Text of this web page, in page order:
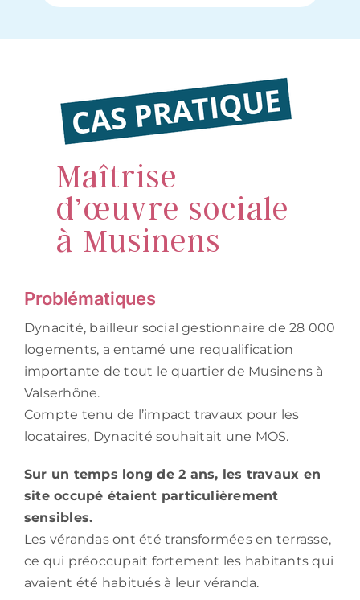
Maîtrise
d’œuvre sociale
à Musinens
Problématiques
Dynacité, bailleur social gestionnaire de 28 000
logements, a entamé une requalification
importante de tout le quartier de Musinens à
Valserhône.
Compte tenu de l’impact travaux pour les
locataires, Dynacité souhaitait une MOS.
Sur un temps long de 2 ans, les travaux en
site occupé étaient particulièrement
sensibles.
Les vérandas ont été transformées en terrasse,
ce qui préoccupait fortement les habitants qui
avaient été habitués à leur véranda.